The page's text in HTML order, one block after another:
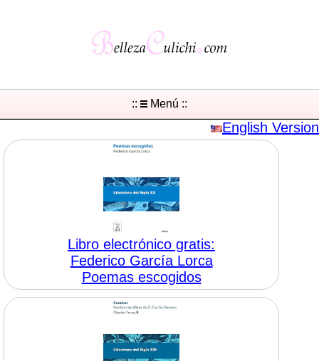
:: Menú ::
English Version
Libro electrónico gratis:
Federico García Lorca
Poemas escogidos